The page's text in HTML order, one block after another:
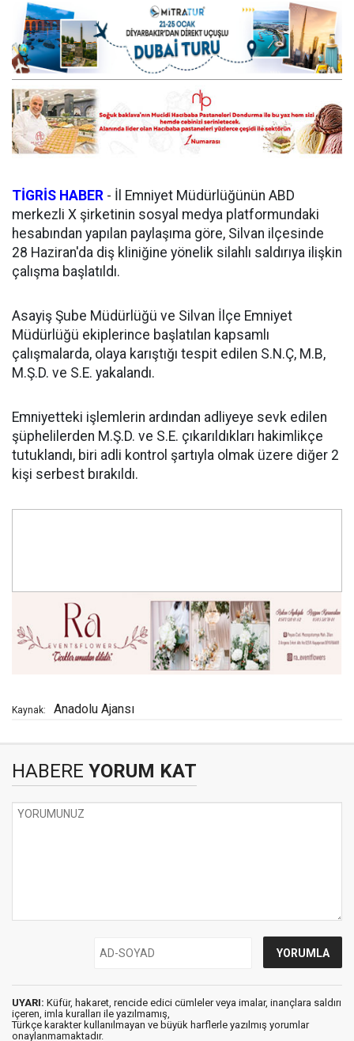
TİGRİS HABER - İl Emniyet Müdürlüğünün ABD
merkezli X şirketinin sosyal medya platformundaki
hesabından yapılan paylaşıma göre, Silvan ilçesinde
28 Haziran'da diş kliniğine yönelik silahlı saldırıya ilişkin
çalışma başlatıldı.
Asayiş Şube Müdürlüğü ve Silvan İlçe Emniyet
Müdürlüğü ekiplerince başlatılan kapsamlı
çalışmalarda, olaya karıştığı tespit edilen S.N.Ç, M.B,
M.Ş.D. ve S.E. yakalandı.
Emniyetteki işlemlerin ardından adliyeye sevk edilen
şüphelilerden M.Ş.D. ve S.E. çıkarıldıkları hakimlikçe
tutuklandı, biri adli kontrol şartıyla olmak üzere diğer 2
kişi serbest bırakıldı.
Kaynak: Anadolu Ajansı
HABERE YORUM KAT
UYARI: Küfür, hakaret, rencide edici cümleler veya imalar, inançlara saldırı
içeren, imla kuralları ile yazılmamış,
Türkçe karakter kullanılmayan ve büyük harflerle yazılmış yorumlar
onaylanmamaktadır.